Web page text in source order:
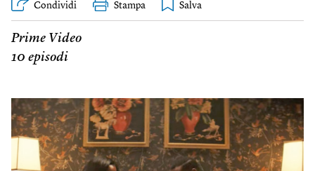
Condividi Stampa
Prime Video
10 episodi